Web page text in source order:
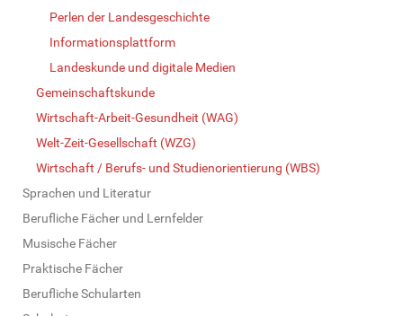
Perlen der Landesgeschichte
Informationsplattform
Landeskunde und digitale Medien
Gemeinschaftskunde
Wirtschaft-Arbeit-Gesundheit (WAG)
Welt-Zeit-Gesellschaft (WZG)
Wirtschaft / Berufs- und Studienorientierung (WBS)
Sprachen und Literatur
Berufliche Fächer und Lernfelder
Musische Fächer
Praktische Fächer
Berufliche Schularten